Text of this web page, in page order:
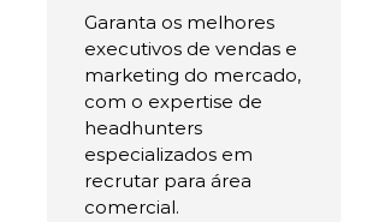
Garanta os melhores
executivos de vendas e
marketing do mercado,
com o expertise de
headhunters
especializados em
recrutar para área
comercial.